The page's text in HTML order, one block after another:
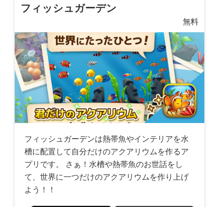
フィッシュガーデン
無料
フィッシュガーデンは熱帯魚やインテリアを水
槽に配置して自分だけのアクアリウムを作るア
プリです。 さぁ！水槽や熱帯魚のお世話をし
て、世界に一つだけのアクアリウムを作り上げ
よう！！